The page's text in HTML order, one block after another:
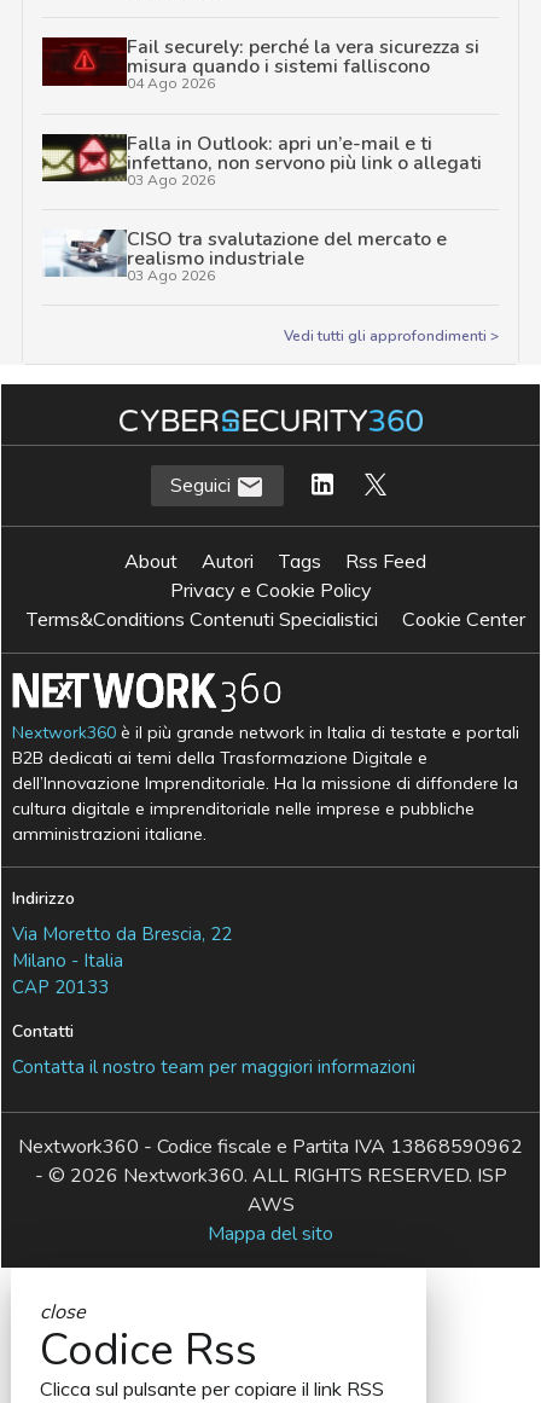
Fail securely: perché la vera sicurezza si
misura quando i sistemi falliscono
04 Ago 2026
Falla in Outlook: apri un’e-mail e ti
infettano, non servono più link o allegati
03 Ago 2026
CISO tra svalutazione del mercato e
realismo industriale
03 Ago 2026
Vedi tutti gli approfondimenti >
Seguici
About Autori Tags
Rss Feed
Privacy e Cookie Policy
Terms&Conditions Contenuti Specialistici
Cookie Center
Nextwork360 è il più grande network in Italia di testate e portali
B2B dedicati ai temi della Trasformazione Digitale e
dell’Innovazione Imprenditoriale. Ha la missione di diffondere la
cultura digitale e imprenditoriale nelle imprese e pubbliche
amministrazioni italiane.
Indirizzo
Via Moretto da Brescia, 22
Milano - Italia
CAP 20133
Contatti
Contatta il nostro team per maggiori informazioni
Nextwork360 - Codice fiscale e Partita IVA 13868590962
- © 2026 Nextwork360. ALL RIGHTS RESERVED. ISP
AWS
Mappa del sito
close
Codice Rss
Clicca sul pulsante per copiare il link RSS